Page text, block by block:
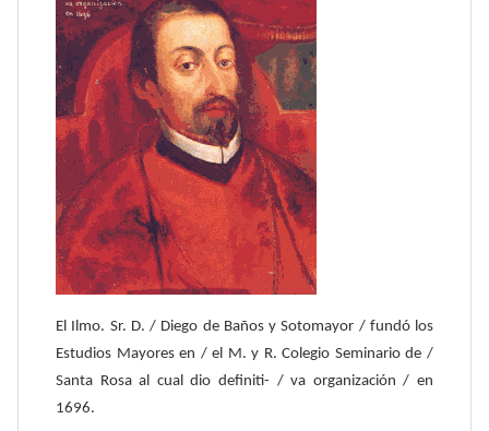
El Ilmo. Sr. D. / Diego de Baños y Sotomayor / fundó los
Estudios Mayores en / el M. y R. Colegio Seminario de /
Santa Rosa al cual dio definiti- / va organización / en
1696.